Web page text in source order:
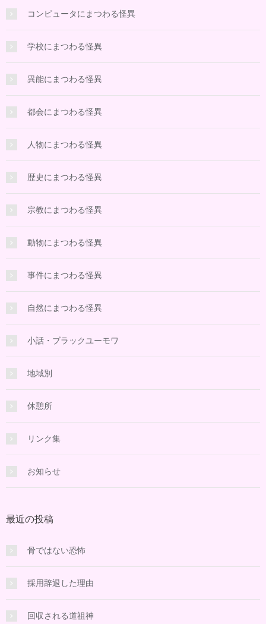
コンピュータにまつわる怪異
学校にまつわる怪異
異能にまつわる怪異
都会にまつわる怪異
人物にまつわる怪異
歴史にまつわる怪異
宗教にまつわる怪異
動物にまつわる怪異
事件にまつわる怪異
自然にまつわる怪異
小話・ブラックユーモワ
地域別
休憩所
リンク集
お知らせ
最近の投稿
骨ではない恐怖
採用辞退した理由
回収される道祖神